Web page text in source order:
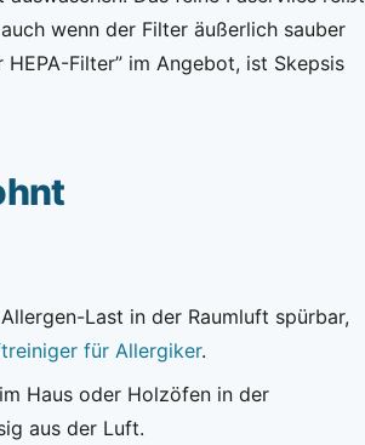
wenn der Filter äußerlich sauber
Filter” im Angebot, ist Skepsis
Last in der Raumluft spürbar,
für Allergiker.
Haus oder Holzöfen in der
aus der Luft.